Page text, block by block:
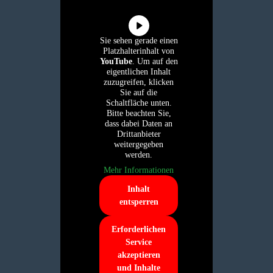
Sie sehen gerade einen
Platzhalterinhalt von
YouTube. Um auf den
eigentlichen Inhalt
zuzugreifen, klicken
Sie auf die
Schaltfläche unten.
Bitte beachten Sie,
dass dabei Daten an
Drittanbieter
weitergegeben
werden.
Mehr Informationen
Inhalt
entsperren
Erforderlichen
Service
akzeptieren
und Inhalte